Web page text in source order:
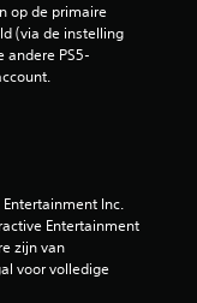
op de primaire
(via de instelling
andere PS5-
Inc.
Entertainment
zijn van
voor volledige